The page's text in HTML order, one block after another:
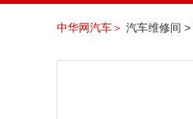
中华网汽车＞ 汽车维修间 >